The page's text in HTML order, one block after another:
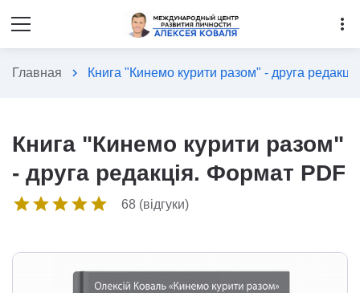
more_vert
Главная chevron_right Книга "Кинемо курити разом" - друга
Книга "Кинемо курити разом"
- друга редакція. Формат PDF
starstarstarstarstar 68 (відгуки)